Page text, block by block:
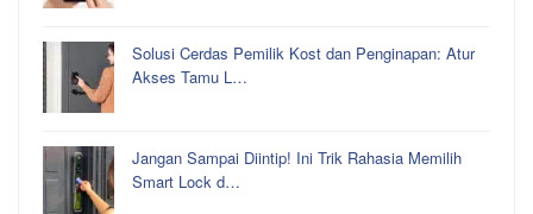
Solusi Cerdas Pemilik Kost dan Penginapan: Atur
Akses Tamu L…
Jangan Sampai Diintip! Ini Trik Rahasia Memilih
Smart Lock d…